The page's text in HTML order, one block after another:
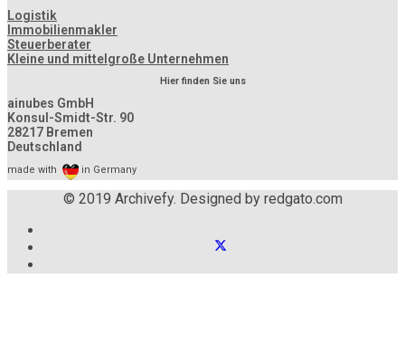
Logistik
Immobilienmakler
Steuerberater
Kleine und mittelgroße Unternehmen
Hier finden Sie uns
ainubes GmbH
Konsul-Smidt-Str. 90
28217 Bremen
Deutschland
made with in Germany
© 2019 Archivefy. Designed by redgato.com